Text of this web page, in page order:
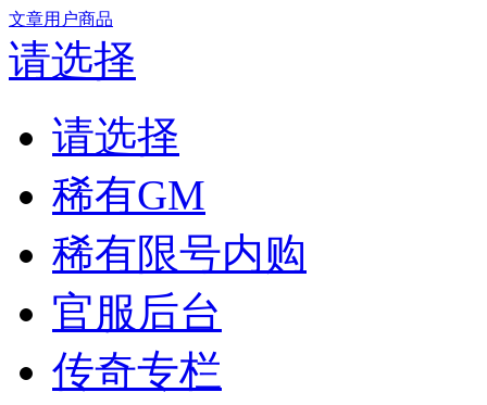
文章用户商品
请选择
请选择
稀有GM
稀有限号内购
官服后台
传奇专栏